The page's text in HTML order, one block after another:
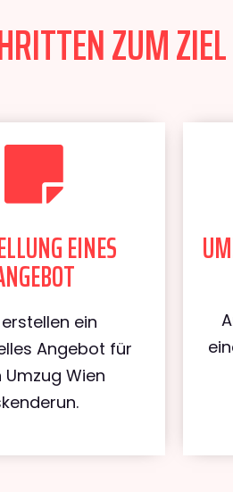
ZUM ZIEL
EINES
ein
Angebot für
Umzug Wien